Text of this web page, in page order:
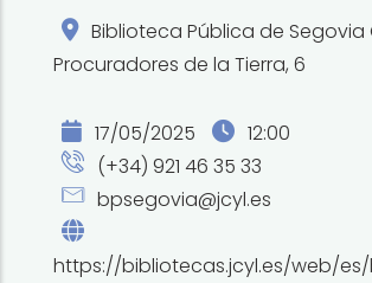
Biblioteca Pública de Segovia
Procuradores de la Tierra, 6
17/05/2025
12:00
(+34) 921 46 35 33
bpsegovia@jcyl.es
https://bibliotecas.jcyl.es/web/